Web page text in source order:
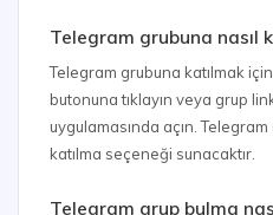
Telegram grubuna nasıl
Telegram grubuna katılmak
butonuna tıklayın veya grup
uygulamasında açın.
katılma seçeneği sunacaktır.
Telegram grup bulma